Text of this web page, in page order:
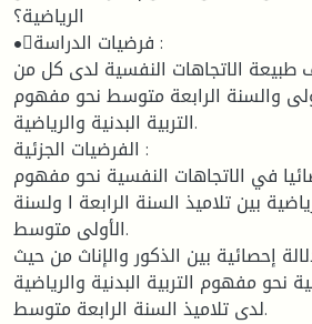
الرياضية؟
•فرضيات الدراسة :
طبيعة الاتجاهات النفسية لدى كل من
والسنة الرابعة متوسط نحو مفهوم
التربية البدنية والرياضية.
الفرضيات الجزئية :
في الاتجاهات النفسية نحو مفهوم
بين تلاميذ السنة الرابعة ا ولسنة -
الأولى متوسط.
إحصائية بين الذكور والإناث من حيث
نحو مفهوم التربية البدنية والرياضية
لدى تلاميذ السنة الرابعة متوسط.